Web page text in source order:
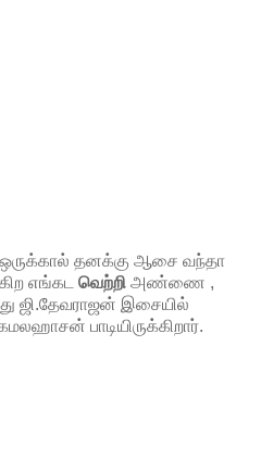
ஒருக்கால் தனக்கு ஆசை வந்தா
எங்கட வெற்றி அண்ணை ,
ஜி.தேவராஜன் இசையில்
பாடியிருக்கிறார்.